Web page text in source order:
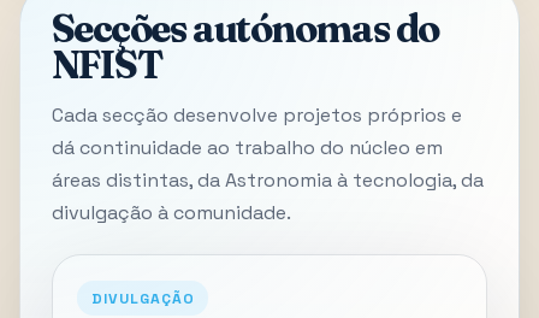
Secções autónomas do
NFIST
Cada secção desenvolve projetos próprios e
dá continuidade ao trabalho do núcleo em
áreas distintas, da Astronomia à tecnologia, da
divulgação à comunidade.
DIVULGAÇÃO